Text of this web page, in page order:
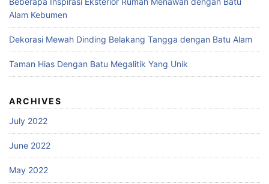
Alam Kebumen
Dekorasi Mewah Dinding Belakang Tangga dengan Batu Alam
Taman Hias Dengan Batu Megalitik Yang Unik
ARCHIVES
July 2022
June 2022
May 2022